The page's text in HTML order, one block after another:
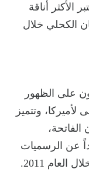
الأكثر أناقة
الكحلي خلال
على الظهور
لأميركا، وتتميز
عن الرسميات
2011.